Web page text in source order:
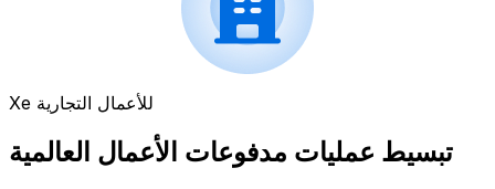
Xe للأعمال التجارية
تبسيط عمليات مدفوعات الأعمال العالمية